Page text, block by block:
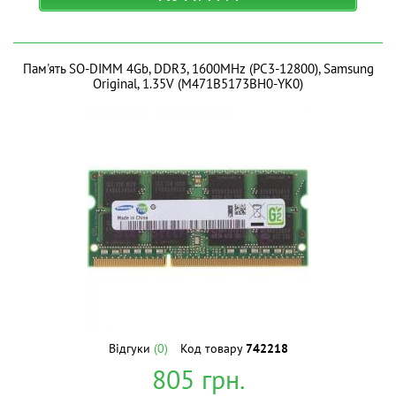
Пам'ять SO-DIMM 4Gb, DDR3, 1600MHz (PC3-12800), Samsung
Original, 1.35V (M471B5173BH0-YK0)
Відгуки (0) Код товару742218
805 грн.